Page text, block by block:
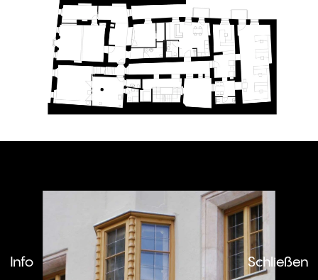
Info Schließen